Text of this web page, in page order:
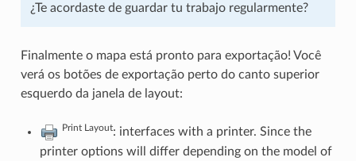
¿Te acordaste de guardar tu trabajo regularmente?
Finalmente o mapa está pronto para exportação! Você
verá os botões de exportação perto do canto superior
esquerdo da janela de layout:
Print Layout: interfaces with a printer. Since the
printer options will differ depending on the model of